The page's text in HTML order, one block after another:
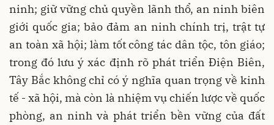
ninh; giữ vững chủ quyền lãnh thổ, an ninh biên
giới quốc gia; bảo đảm an ninh chính trị, trật tự
an toàn xã hội; làm tốt công tác dân tộc, tôn giáo;
trong đó lưu ý xác định rõ phát triển Điện Biên,
Tây Bắc không chỉ có ý nghĩa quan trọng về kinh
tế - xã hội, mà còn là nhiệm vụ chiến lược về quốc
phòng, an ninh và phát triển bền vững của đất